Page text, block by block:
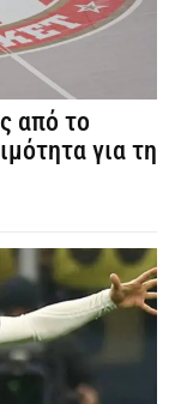
από το
για τη